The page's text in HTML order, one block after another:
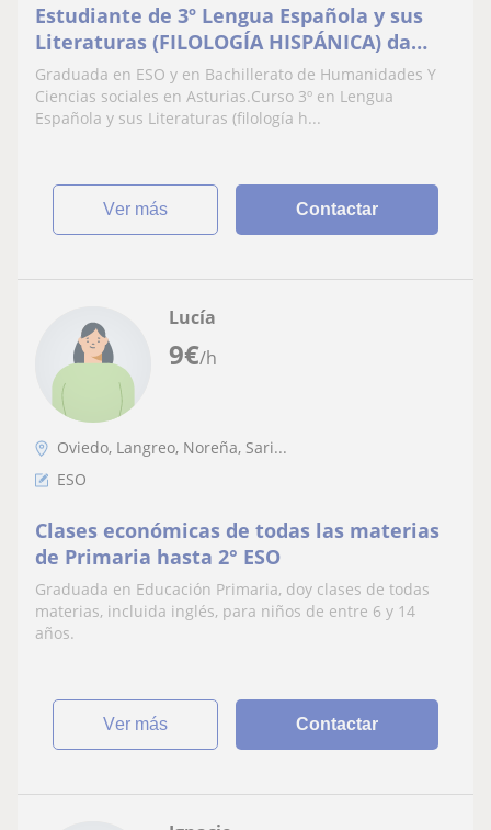
Estudiante de 3º Lengua Española y sus
Literaturas (FILOLOGÍA HISPÁNICA) da
refuerzo escolar nivel PRIMARIA y
SECUNDARIA en Asturias
Graduada en ESO y en Bachillerato de Humanidades Y
Ciencias sociales en Asturias.Curso 3º en Lengua
Española y sus Literaturas (filología h...
ver más Contactar
9€/h
Lucía
Oviedo, Langreo, Noreña, Sari...
ESO
Clases económicas de todas las materias
de Primaria hasta 2° ESO
Graduada en Educación Primaria, doy clases de todas
materias, incluida inglés, para niños de entre 6 y 14
años.
ver más Contactar